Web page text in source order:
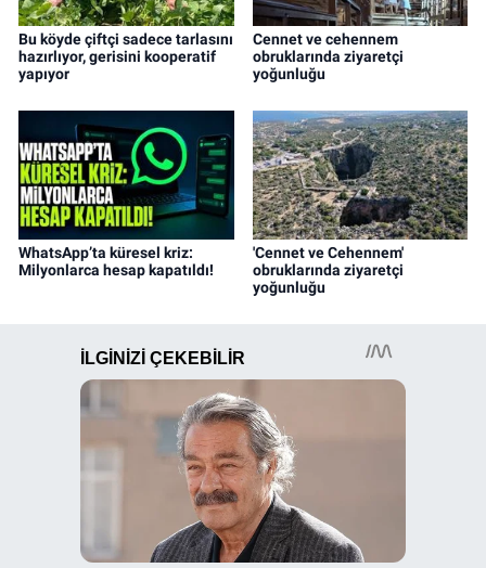
Bu köyde çiftçi sadece tarlasını
hazırlıyor, gerisini kooperatif
yapıyor
Cennet ve cehennem
obruklarında ziyaretçi
yoğunluğu
WhatsApp’ta küresel kriz:
Milyonlarca hesap kapatıldı!
'Cennet ve Cehennem'
obruklarında ziyaretçi
yoğunluğu